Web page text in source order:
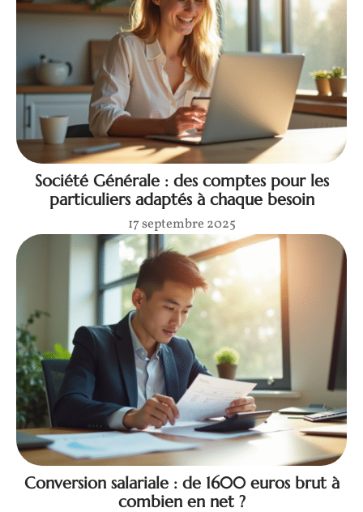
Société Générale : des comptes pour les
particuliers adaptés à chaque besoin
17 septembre 2025
Conversion salariale : de 1600 euros brut à
combien en net ?